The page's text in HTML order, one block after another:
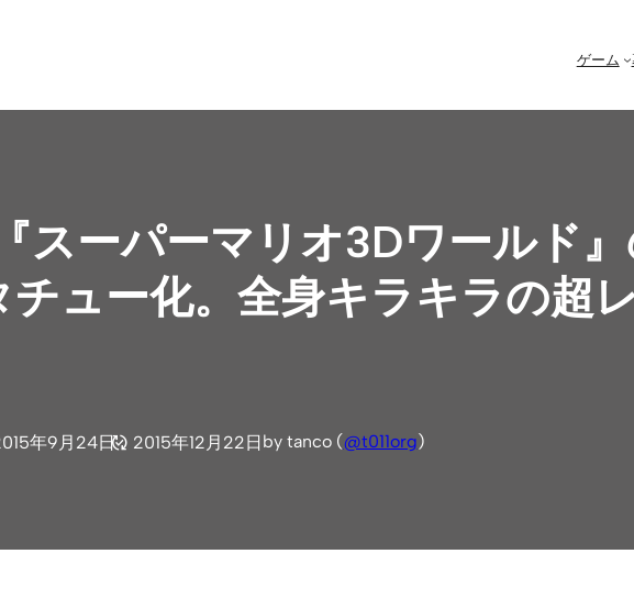
ゲーム
スーパーマリオ3Dワールド
ュー化。全身キラキラの超
年9月24日 2015年12月22日 by tanco (@t011org)